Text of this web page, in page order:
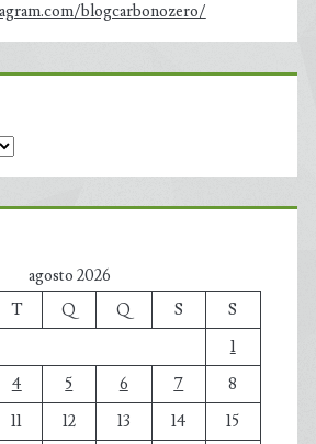
blogcarbonozero/
agosto 2026
T Q Q S
S
1
4 5 6 7
8
11 12 13 14
15